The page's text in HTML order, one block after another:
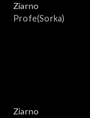
Ziarno
Profe(Sorka)
Ziarno